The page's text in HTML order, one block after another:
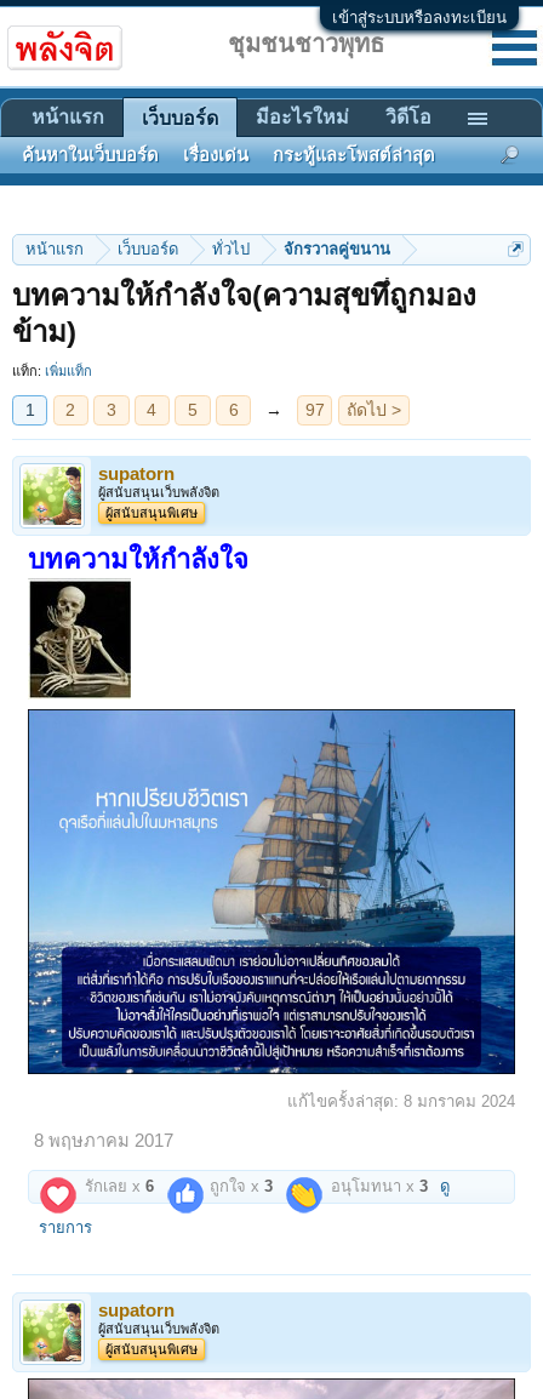
เข้าสู่ระบบหรือลงทะเบียน
หน้าแรก เว็บบอร์ด ทั่วไป จักรวาลคู่ขนาน
บทความให้กำลังใจ(ความสุขทึ่ถูกมอง
ข้าม)
แท็ก: เพิ่มแท็ก
1 2 3 4 5 6 → 97 ถัดไป >
supatorn
ผู้สนับสนุนเว็บพลังจิต
ผู้สนับสนุนพิเศษ
บทความให้กำลังใจ
แก้ไขครั้งล่าสุด: 8 มกราคม 2024
8 พฤษภาคม 2017
รักเลย x6 ถูกใจ x3 อนุโมทนา x3 ดู
รายการ
supatorn
ผู้สนับสนุนเว็บพลังจิต
ผู้สนับสนุนพิเศษ
ชุมชนชาวพุทธ
หน้าแรก เว็บบอร์ด
ค้นหาในเว็บบอร์ด เรื่องเด่น กระทู้และโพสต์ล่าสุด
มีอะไรใหม่ วิดีโอ